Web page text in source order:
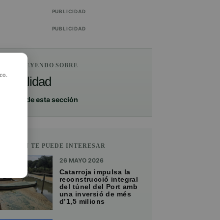
PUBLICIDAD
PUBLICIDAD
ESTÁS LEYENDO SOBRE
Ver más de esta sección
TAMBIÉN TE PUEDE INTERESAR
26 MAYO 2026
Catarroja impulsa la
reconstrucció integral
del túnel del Port amb
una inversió de més
d’1,5 milions